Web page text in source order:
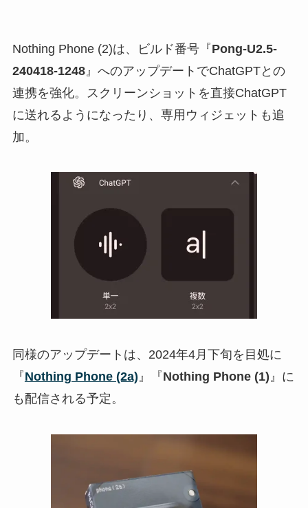
Nothing Phone (2)は、ビルド番号『Pong-U2.5-
240418-1248』へのアップデートでChatGPTとの
連携を強化。スクリーンショットを直接ChatGPT
に送れるようになったり、専用ウィジェットも追
加。
同様のアップデートは、2024年4月下旬を目処に
『Nothing Phone (2a)』『Nothing Phone (1)』に
も配信される予定。